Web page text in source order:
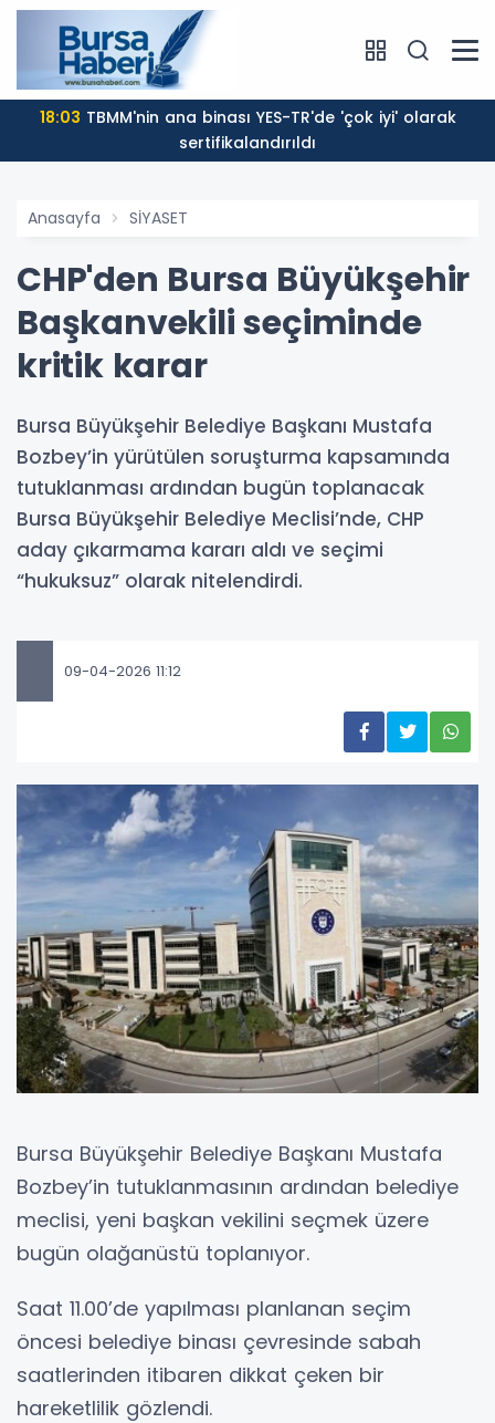
18:03
sertifikalandırıldı
Anasayfa SİYASET
CHP'den Bursa Büyükşehir
Başkanvekili seçiminde
kritik karar
Bursa Büyükşehir Belediye Başkanı Mustafa
Bozbey’in yürütülen soruşturma kapsamında
tutuklanması ardından bugün toplanacak
Bursa Büyükşehir Belediye Meclisi’nde, CHP
aday çıkarmama kararı aldı ve seçimi
“hukuksuz” olarak nitelendirdi.
09-04-2026 11:12
Bursa Büyükşehir Belediye Başkanı Mustafa
Bozbey’in tutuklanmasının ardından belediye
meclisi, yeni başkan vekilini seçmek üzere
bugün olağanüstü toplanıyor.
Saat 11.00’de yapılması planlanan seçim
öncesi belediye binası çevresinde sabah
saatlerinden itibaren dikkat çeken bir
hareketlilik gözlendi.